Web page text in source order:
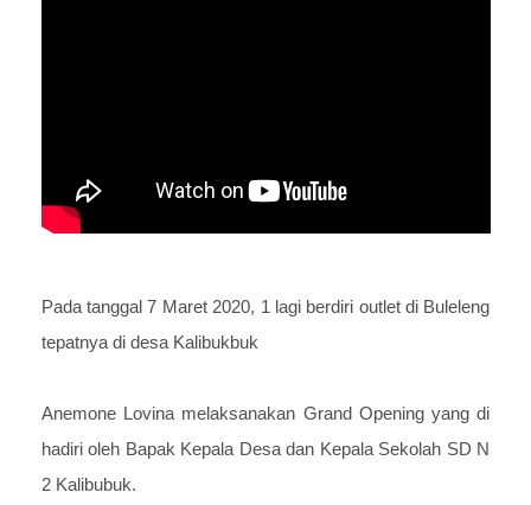
Pada tanggal 7 Maret 2020, 1 lagi berdiri outlet di Buleleng
tepatnya di desa Kalibukbuk
Anemone Lovina melaksanakan Grand Opening yang di
hadiri oleh Bapak Kepala Desa dan Kepala Sekolah SD N
2 Kalibubuk. ⁣